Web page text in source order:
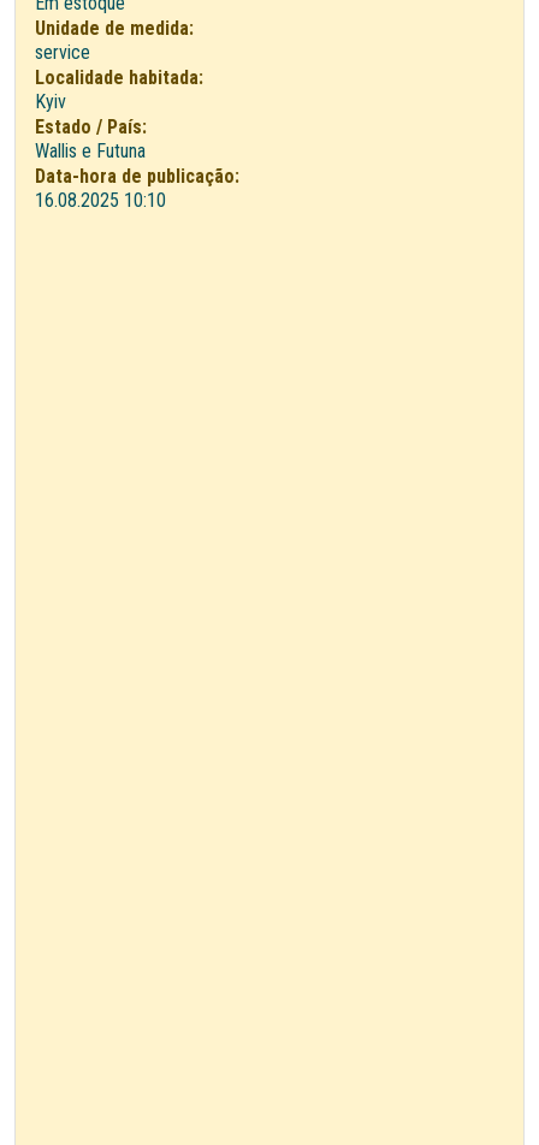
Unidade de medida:
service
Localidade habitada:
Kyiv
Estado / País:
Wallis e Futuna
Data-hora de publicação:
16.08.2025 10:10